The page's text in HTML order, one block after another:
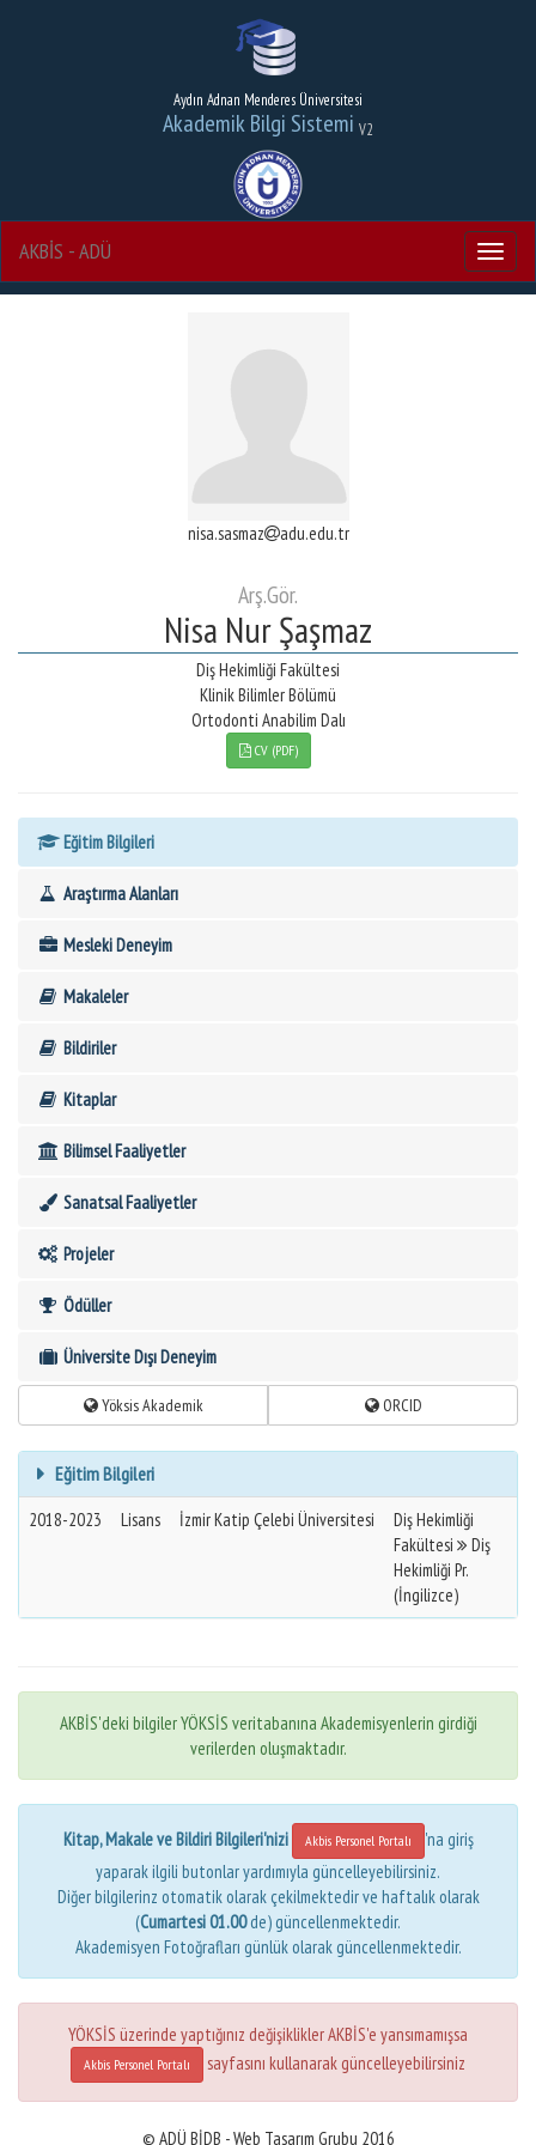
Aydın Adnan Menderes Üniversitesi
Akademik Bilgi Sistemi V2
Menu
AKBİS - ADÜ
nisa.sasmaz adu.edu.tr
Arş.Gör.
Nisa Nur Şaşmaz
Diş Hekimliği Fakültesi
Klinik Bilimler Bölümü
Ortodonti Anabilim Dalı
CV (PDF)
Eğitim Bilgileri
Araştırma Alanları
Mesleki Deneyim
Makaleler
Bildiriler
Kitaplar
Bilimsel Faaliyetler
Sanatsal Faaliyetler
Projeler
Ödüller
Üniversite Dışı Deneyim
Yöksis Akademik ORCID
Eğitim Bilgileri
2018-2023 Lisans İzmir Katip Çelebi Üniversitesi
Diş Hekimliği
Fakültesi
Diş
Hekimliği Pr.
(İngilizce)
AKBİS'deki bilgiler YÖKSİS veritabanına Akademisyenlerin girdiği
verilerden oluşmaktadır.
Kitap, Makale ve Bildiri Bilgileri'nizi Akbis Personel Portalı
'na giriş
yaparak ilgili butonlar yardımıyla güncelleyebilirsiniz.
Diğer bilgilerinz otomatik olarak çekilmektedir ve haftalık olarak
(Cumartesi 01.00de) güncellenmektedir.
Akademisyen Fotoğrafları günlük olarak güncellenmektedir.
YÖKSİS üzerinde yaptığınız değişiklikler AKBİS'e yansımamışsa
Akbis Personel Portalı sayfasını kullanarak güncelleyebilirsiniz
© ADÜ BİDB - Web Tasarım Grubu 2016